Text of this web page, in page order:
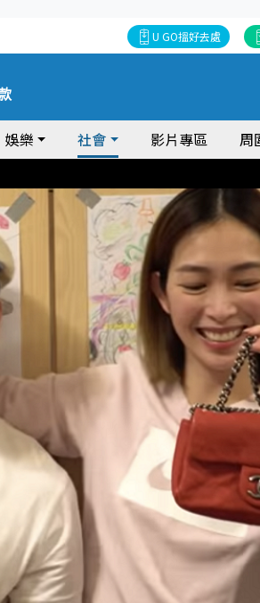
U GO搵好去處
娛樂 社會 影片專區 周